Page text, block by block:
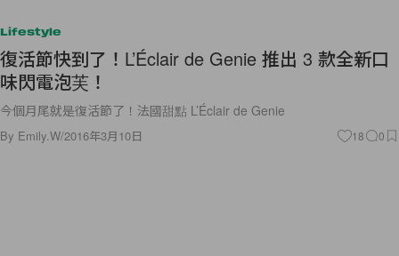
Lifestyle
復活節快到了！L’Éclair de Genie 推出 3 款全新口
味閃電泡芙！
今個月尾就是復活節了！法國甜點 L’Éclair de Genie
By Emily.W/2016年3月10日 18 0